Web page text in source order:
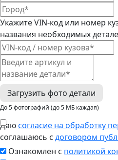
Укажите VIN-код или номер
названия необходимых
Загрузить фото детали
До 5 фотографий (до 5 МБ каждая)
Даюсогласие на обработку
соглашаюсь с договором
Ознакомлен с политикой